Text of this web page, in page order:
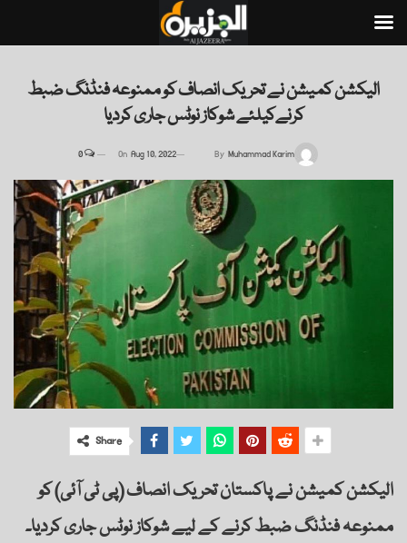
الیکشن کمیشن نے تحریک انصاف کو ممنوعہ فنڈنگ ضبط
کرنےکیلئے شوکاز نوٹس جاری کردیا
By Muhammad Karim
On Aug 10, 2022
Share
الیکشن کمیشن نے پاکستان تحریک انصاف (پی ٹی آئی) کو
ممنوعہ فنڈنگ ضبط کرنے کے لیے شوکاز نوٹس جاری کردیا۔